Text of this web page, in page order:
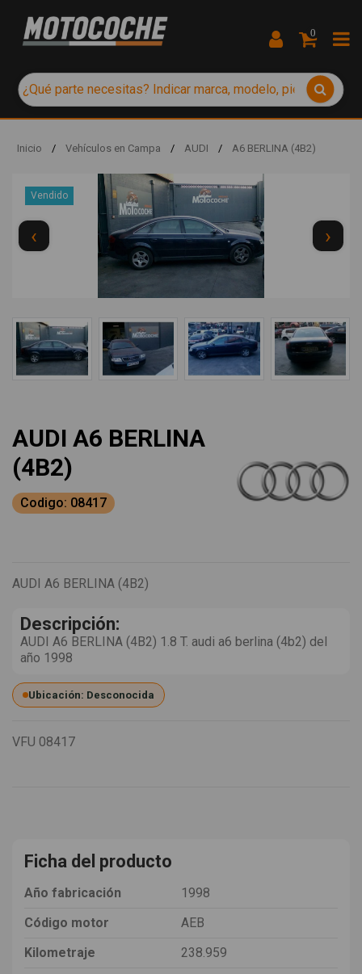
0
Inicio / Vehículos en Campa / AUDI / A6 BERLINA (4B2)
Vendido
‹ ›
AUDI A6 BERLINA
(4B2)
Codigo: 08417
AUDI A6 BERLINA (4B2)
Descripción:
AUDI A6 BERLINA (4B2) 1.8 T. audi a6 berlina (4b2) del
año 1998
Ubicación: Desconocida
VFU 08417
Ficha del producto
Año fabricación
1998
Código motor
AEB
Kilometraje
238.959